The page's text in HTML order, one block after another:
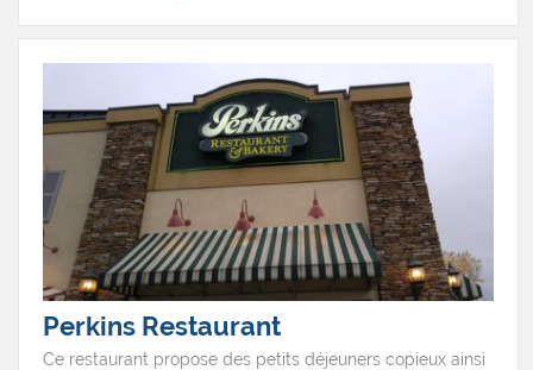
toutes préparées avec soin et passion. Que ce soit pour
occasion spéciale ou simplement une envie sucrée, In
The Mix combine le charme local avec des saveurs
dignes des grandes villes. Passez les voir sur la rue
Durkee et découvrez pourquoi chaque bouchée est une
petite célébration.
Perkins Restaurant
Ce restaurant propose des petits déjeuners copieux ainsi